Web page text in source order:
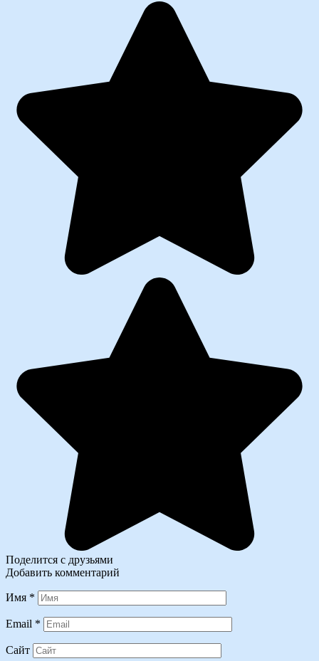
Поделится с друзьями
Добавить комментарий
Имя *
Email *
Сайт